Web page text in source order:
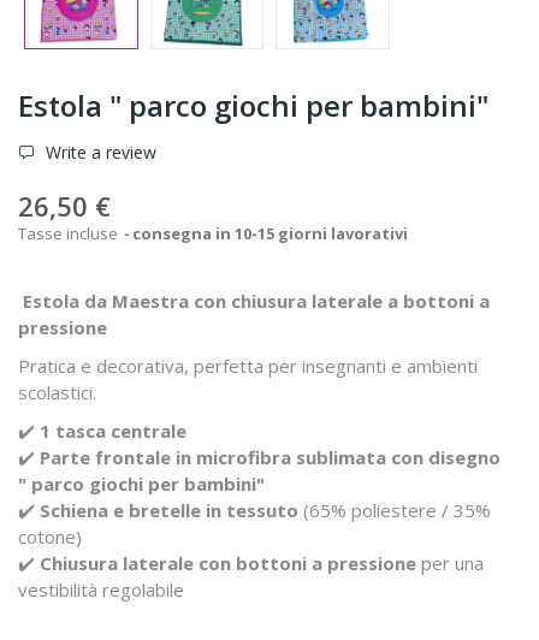
Estola " parco giochi per bambini"
Write a review
26,50 €
Tasse incluse consegna in 10-15 giorni lavorativi
Estola da Maestra con chiusura laterale a bottoni a
pressione
Pratica e decorativa, perfetta per insegnanti e ambienti
scolastici.
✔️ 1 tasca centrale
✔️ Parte frontale in microfibra sublimata con disegno
" parco giochi per bambini"
✔️ Schiena e bretelle in tessuto (65% poliestere / 35%
cotone)
✔️ Chiusura laterale con bottoni a pressione per una
vestibilità regolabile